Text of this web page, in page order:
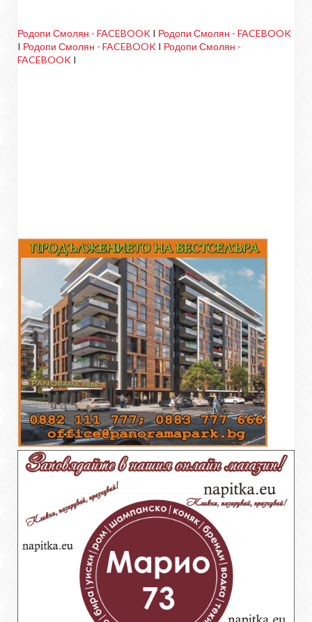
Родопи Смолян - FACEBOOK I Родопи Смолян - FACEBOOK
I Родопи Смолян - FACEBOOK I Родопи Смолян -
FACEBOOK I